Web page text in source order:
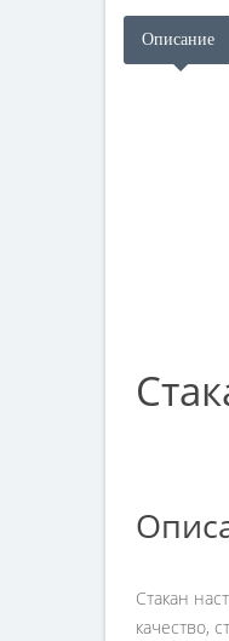
Описание
Стакан
качество,